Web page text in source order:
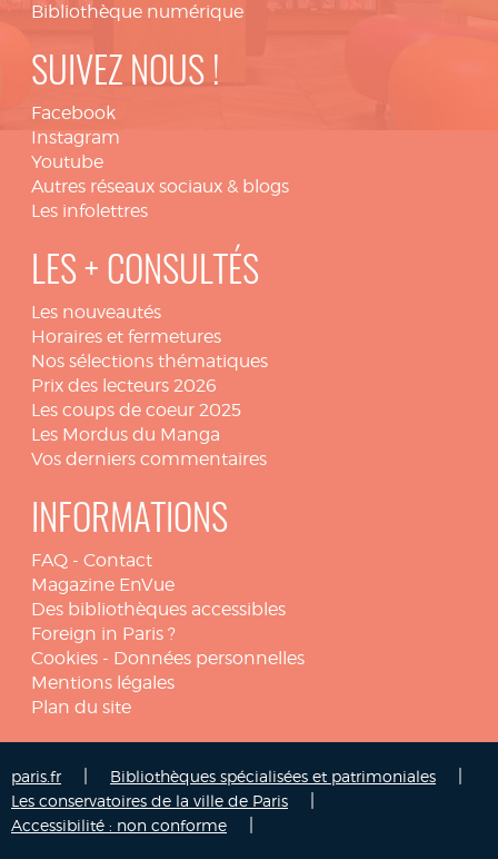
Bibliothèque numérique
SUIVEZ NOUS !
Facebook
Instagram
Youtube
Autres réseaux sociaux & blogs
Les infolettres
LES + CONSULTÉS
Les nouveautés
Horaires et fermetures
Nos sélections thématiques
Prix des lecteurs 2026
Les coups de coeur 2025
Les Mordus du Manga
Vos derniers commentaires
INFORMATIONS
FAQ - Contact
Magazine EnVue
Des bibliothèques accessibles
Foreign in Paris ?
Cookies - Données personnelles
Mentions légales
Plan du site
paris.fr Bibliothèques spécialisées et patrimoniales
Les conservatoires de la ville de Paris
Accessibilité : non conforme